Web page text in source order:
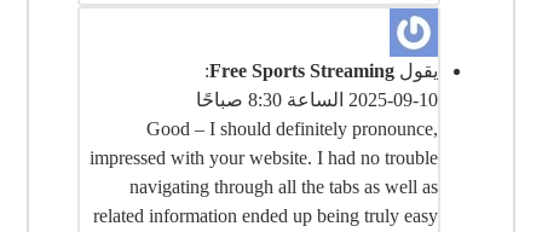
يقول Free Sports Streaming
:
2025-09-10 الساعة 8:30 صباحًا
Good – I should definitely pronounce,
impressed with your website. I had no trouble
navigating through all the tabs as well as
related information ended up being truly easy